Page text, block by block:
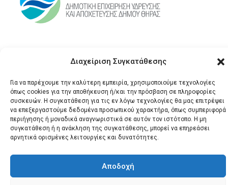
Διαχείριση Συγκατάθεσης
Για να παρέχουμε την καλύτερη εμπειρία, χρησιμοποιούμε τεχνολογίες
όπως cookies για την αποθήκευση ή/και την πρόσβαση σε πληροφορίες
συσκευών. Η συγκατάθεση για τις εν λόγω τεχνολογίες θα μας επιτρέψει
να επεξεργαστούμε δεδομένα προσωπικού χαρακτήρα, όπως συμπεριφορά
περιήγησης ή μοναδικά αναγνωριστικά σε αυτόν τον ιστότοπο. Η μη
συγκατάθεση ή η ανάκληση της συγκατάθεσης, μπορεί να επηρεάσει
αρνητικά ορισμένες λειτουργίες και δυνατότητες.
Αποδοχή
© 2026 Santonews - Όλα
τα δικαιώματα
κατοχυρωμένα.